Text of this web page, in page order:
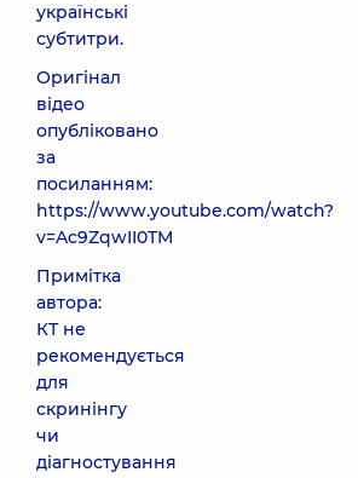
українські
субтитри.
Оригінал
відео
опубліковано
за
посиланням:
https://www.youtube.com/watch?
v=Ac9ZqwII0TM
Примітка
автора:
КТ не
рекомендується
для
скринінгу
чи
діагностування